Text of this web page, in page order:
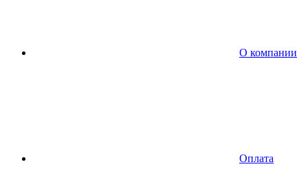
О компании
Оплата